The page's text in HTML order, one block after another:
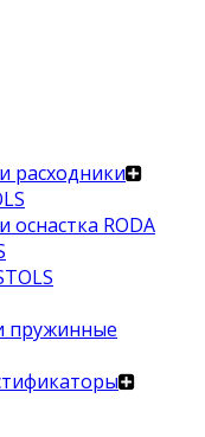
расходники
RODA
пружинные